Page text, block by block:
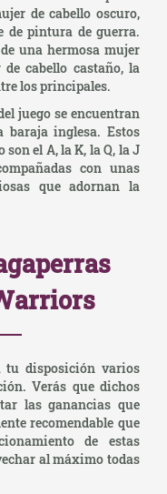
de cabello oscuro,
de pintura de guerra.
una hermosa mujer
cabello castaño, la
los principales.
juego se encuentran
inglesa. Estos
el A, la K, la Q, la J
con unas
que adornan la
tu disposición varios
Verás que dichos
las ganancias que
recomendable que
de estas
al máximo todas